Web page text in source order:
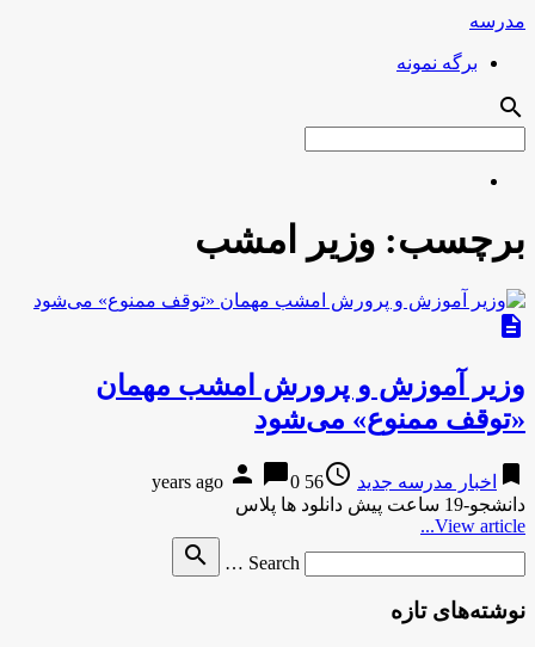
مدرسه
برگه نمونه
search
برچسب: وزیر امشب
description
وزیر آموزش و پرورش امشب مهمان
«توقف ممنوع» می‌شود
bookmark اخبار مدرسه جدید access_time
56 years ago
person chat_bubble0
دانشجو-19 ساعت پیش دانلود ها پلاس
View article...
Search …
search
نوشته‌های تازه